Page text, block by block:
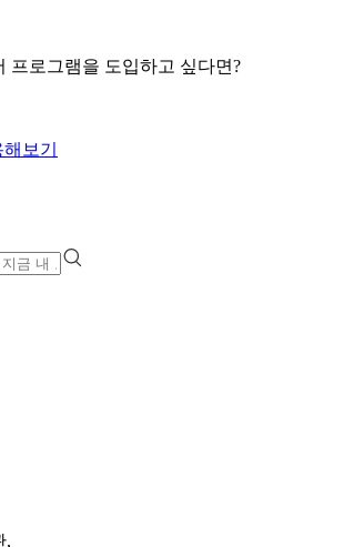
프로그램을 도입하고 싶다면?
보기
,